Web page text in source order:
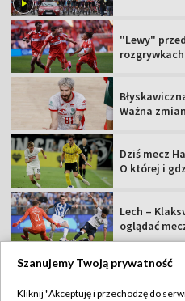
"Lewy"
Ważna
Dziś mecz
O której i
Lech –
oglądać
Szanujemy Twoją prywatność
Kliknij "Akceptuję i przechodzę do